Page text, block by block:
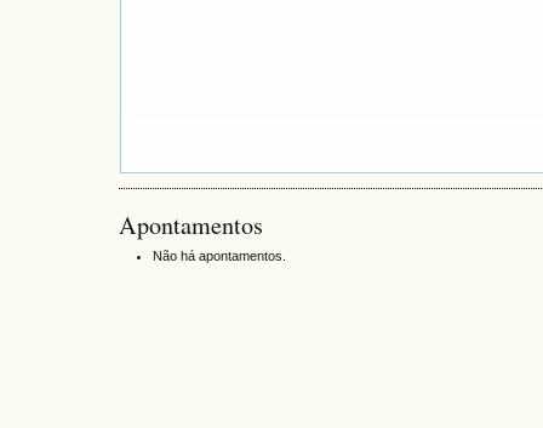
Apontamentos
Não há apontamentos.